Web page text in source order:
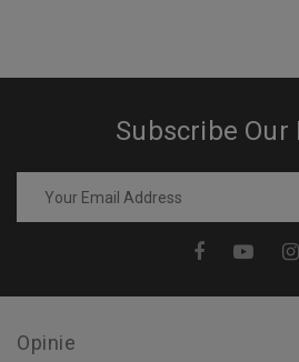
Subscribe Our
Opinie